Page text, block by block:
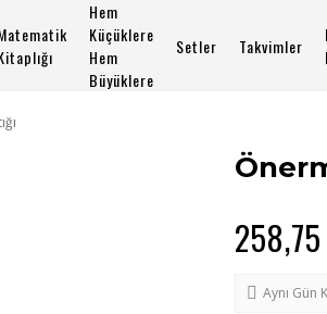
Hem
Küçüklere
Hem
Büyüklere
Setler Takvimler
Aynı Gün